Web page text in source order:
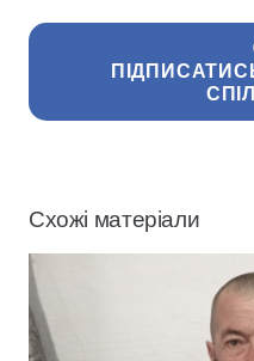
Схожі матеріали